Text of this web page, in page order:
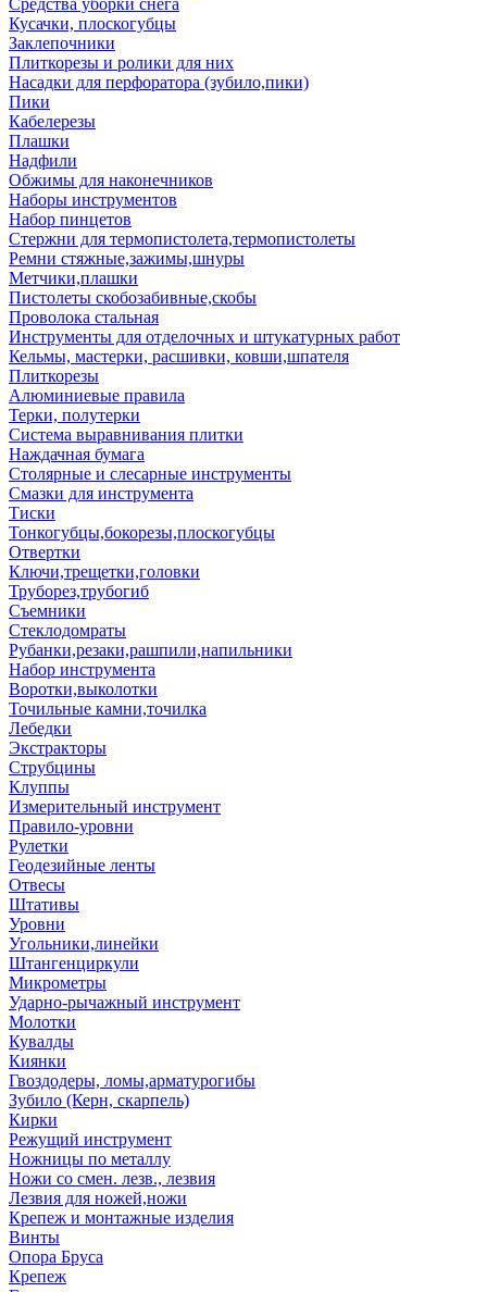
Средства уборки снега
Кусачки, плоскогубцы
Заклепочники
Плиткорезы и ролики для них
Насадки для перфоратора (зубило,пики)
Пики
Кабелерезы
Плашки
Надфили
Обжимы для наконечников
Наборы инструментов
Набор пинцетов
Стержни для термопистолета,термопистолеты
Ремни стяжные,зажимы,шнуры
Метчики,плашки
Пистолеты скобозабивные,скобы
Проволока стальная
Инструменты для отделочных и штукатурных работ
Кельмы, мастерки, расшивки, ковши,шпателя
Плиткорезы
Алюминиевые правила
Терки, полутерки
Система выравнивания плитки
Наждачная бумага
Столярные и слесарные инструменты
Смазки для инструмента
Тиски
Тонкогубцы,бокорезы,плоскогубцы
Отвертки
Ключи,трещетки,головки
Труборез,трубогиб
Съемники
Стеклодомраты
Рубанки,резаки,рашпили,напильники
Набор инструмента
Воротки,выколотки
Точильные камни,точилка
Лебедки
Экстракторы
Струбцины
Клуппы
Измерительный инструмент
Правило-уровни
Рулетки
Геодезийные ленты
Отвесы
Штативы
Уровни
Угольники,линейки
Штангенциркули
Микрометры
Ударно-рычажный инструмент
Молотки
Кувалды
Киянки
Гвоздодеры, ломы,арматурогибы
Зубило (Керн, скарпель)
Кирки
Режущий инструмент
Ножницы по металлу
Ножи со смен. лезв., лезвия
Лезвия для ножей,ножи
Крепеж и монтажные изделия
Винты
Опора Бруса
Крепеж